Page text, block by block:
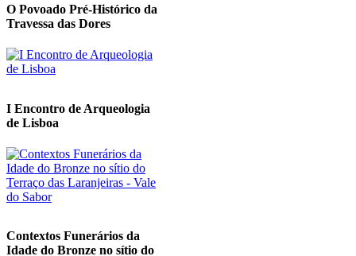
O Povoado Pré-Histórico da
Travessa das Dores
I Encontro de Arqueologia
de Lisboa
Contextos Funerários da
Idade do Bronze no sítio do